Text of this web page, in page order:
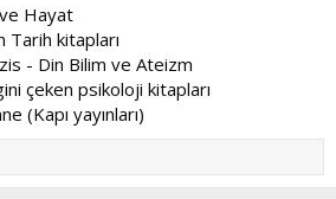
Hayat
Tarih kitapları
- Din Bilim ve Ateizm
çeken psikoloji kitapları
(Kapı yayınları)